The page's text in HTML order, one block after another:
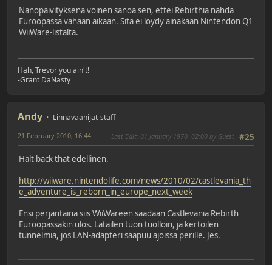
Nanopäivityksena voinen sanoa sen, ettei Rebirthiä nähdä
Euroopassa vähään aikaan. Sitä ei löydy ainakaan Nintendon Q1
WiiWare-listalta.
Hah, Trevor you ain't!
-Grant DaNasty
Andy Linnavaanijat-staff
#25
21 February 2010, 16:44 Last Edit: 01 January 1970, 02:00 by Guest
Halt back that edellinen.
http://wiiware.nintendolife.com/news/2010/02/castlevania_th
e_adventure_is_reborn_in_europe_next_week
Ensi perjantaina siis WiiWareen saadaan Castlevania Rebirth
Euroopassakin ulos. Latailen tuon tuolloin, ja kertoilen
tunnelmia, jos LAN-adapteri saapuu ajoissa perille. Jes.